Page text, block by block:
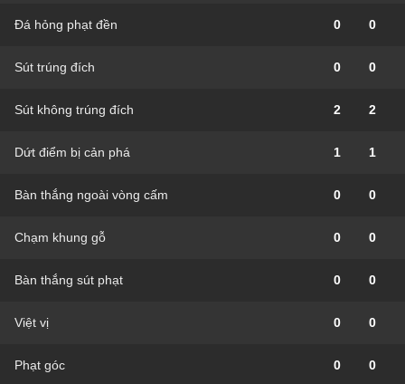
Đá hỏng phạt đền 0 0
Sút trúng đích 0 0
Sút không trúng đích 2 2
Dứt điểm bị cản phá 1 1
Bàn thắng ngoài vòng cấm 0 0
Chạm khung gỗ 0 0
Bàn thắng sút phạt 0 0
Việt vị 0 0
Phạt góc 0 0